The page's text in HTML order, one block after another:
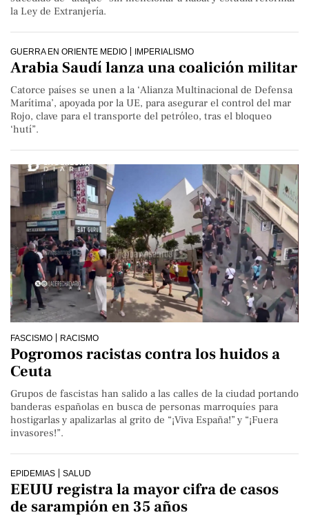
la Ley de Extranjería.
GUERRA EN ORIENTE MEDIO IMPERIALISMO
Arabia Saudí lanza una coalición militar
Catorce países se unen a la ‘Alianza Multinacional de Defensa
Marítima’, apoyada por la UE, para asegurar el control del mar
Rojo, clave para el transporte del petróleo, tras el bloqueo
‘hutí”.
FASCISMO RACISMO
Pogromos racistas contra los huidos a
Ceuta
Grupos de fascistas han salido a las calles de la ciudad portando
banderas españolas en busca de personas marroquíes para
hostigarlas y apalizarlas al grito de “¡Viva España!” y “¡Fuera
invasores!”.
EPIDEMIAS SALUD
EEUU registra la mayor cifra de casos
de sarampión en 35 años